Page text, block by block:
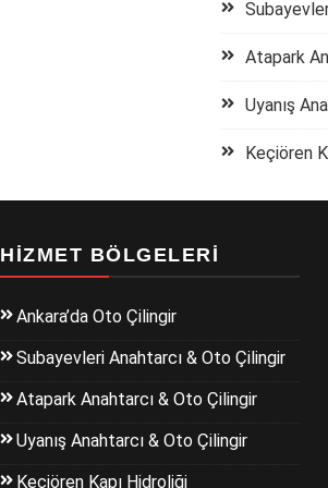
Atapark
Uyanış
Keçiören
HIZMET BÖLGELERI
Ankara’da Oto Çilingir
Subayevleri Anahtarcı & Oto Çilingir
Atapark Anahtarcı & Oto Çilingir
Uyanış Anahtarcı & Oto Çilingir
Keçiören Kapı Hidroliği